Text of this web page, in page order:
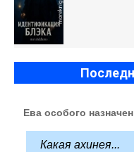
Ева особого
Какая ахинея...